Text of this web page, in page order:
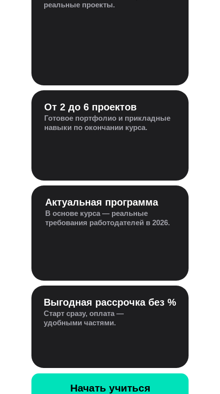
Начать учиться
От 2 до 6 проектов
Готовое портфолио и прикладные
навыки по окончании курса.
Актуальная программа
В основе курса — реальные
требования работодателей в 2026.
реальные проекты.
Выгодная рассрочка без %
Старт сразу, оплата —
удобными частями.